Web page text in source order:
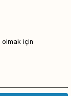
için